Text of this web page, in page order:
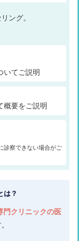
ング。
いてご説明
概要をご説明
診察できない場合がご
は？
門クリニックの医